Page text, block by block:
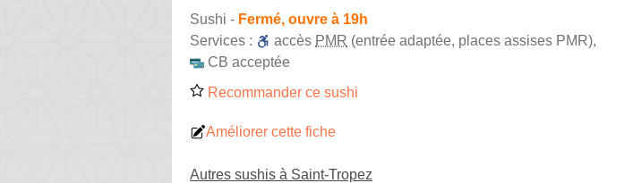
Sushi - Fermé, ouvre à 19h
Services :
accès PMR (entrée adaptée, places assises PMR),
CB acceptée
Recommander ce sushi
Améliorer cette fiche
Autres sushis à Saint-Tropez